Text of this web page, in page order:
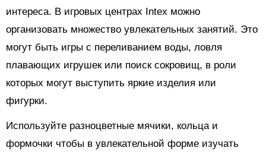
интереса. В игровых центрах Intex можно
организовать множество увлекательных занятий. Это
могут быть игры с переливанием воды, ловля
плавающих игрушек или поиск сокровищ, в роли
которых могут выступить яркие изделия или
фигурки.
Используйте разноцветные мячики, кольца и
формочки чтобы в увлекательной форме изучать